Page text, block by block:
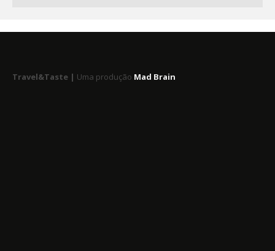
Travel&Taste | Uma produção Mad Brain